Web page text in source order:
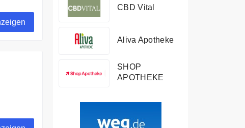
CBD Vital
Aliva Apotheke
SHOP
APOTHEKE